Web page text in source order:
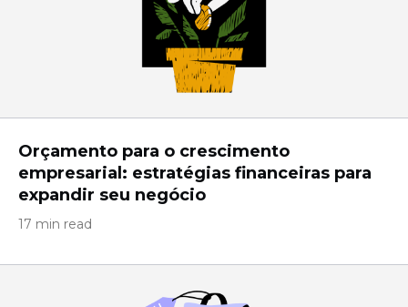
Orçamento para o crescimento
empresarial: estratégias financeiras para
expandir seu negócio
17 min read